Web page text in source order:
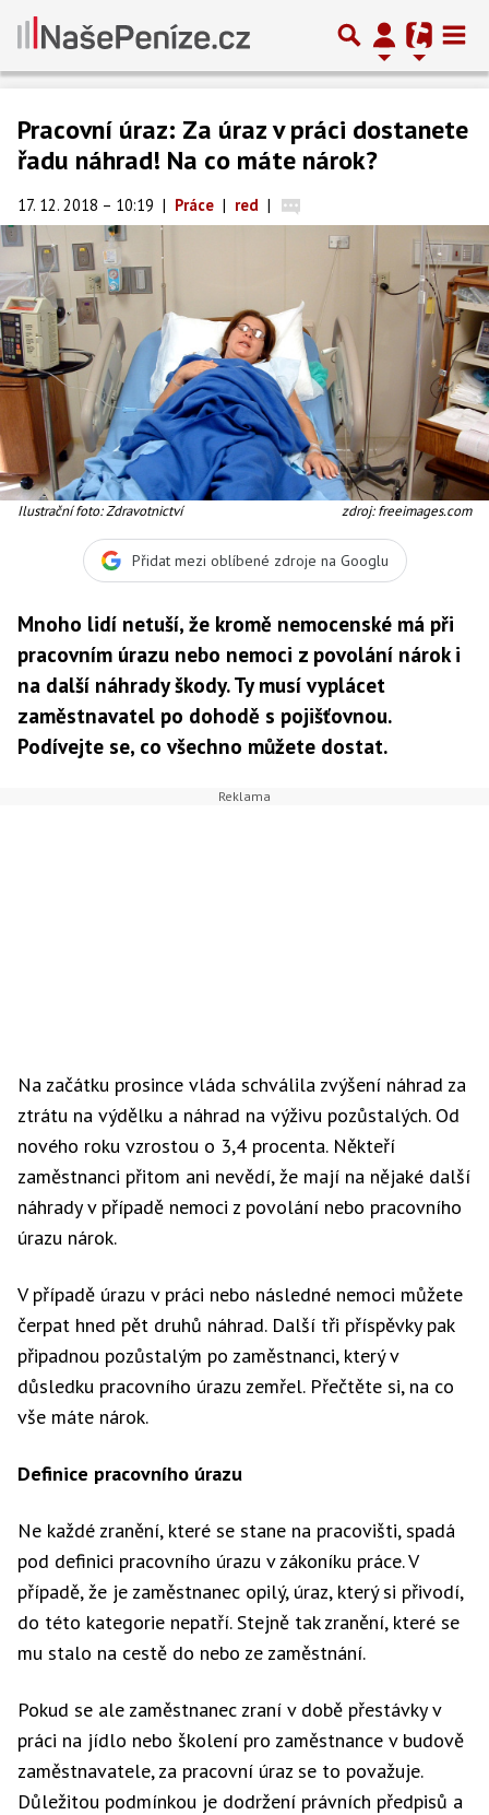
Pracovní úraz: Za úraz v práci dostanete
řadu náhrad! Na co máte nárok?
17. 12. 2018 – 10:19 | Práce | red |
Ilustrační foto: Zdravotnictví zdroj: freeimages.com
Přidat mezi oblíbené zdroje na Googlu
Mnoho lidí netuší, že kromě nemocenské má při
pracovním úrazu nebo nemoci z povolání nárok i
na další náhrady škody. Ty musí vyplácet
zaměstnavatel po dohodě s pojišťovnou.
Podívejte se, co všechno můžete dostat.
Na začátku prosince vláda schválila zvýšení náhrad za
ztrátu na výdělku a náhrad na výživu pozůstalých. Od
nového roku vzrostou o 3,4 procenta. Někteří
zaměstnanci přitom ani nevědí, že mají na nějaké další
náhrady v případě nemoci z povolání nebo pracovního
úrazu nárok.
V případě úrazu v práci nebo následné nemoci můžete
čerpat hned pět druhů náhrad. Další tři příspěvky pak
připadnou pozůstalým po zaměstnanci, který v
důsledku pracovního úrazu zemřel. Přečtěte si, na co
vše máte nárok.
Definice pracovního úrazu
Ne každé zranění, které se stane na pracovišti, spadá
pod definici pracovního úrazu v zákoníku práce. V
případě, že je zaměstnanec opilý, úraz, který si přivodí,
do této kategorie nepatří. Stejně tak zranění, které se
mu stalo na cestě do nebo ze zaměstnání.
Pokud se ale zaměstnanec zraní v době přestávky v
práci na jídlo nebo školení pro zaměstnance v budově
zaměstnavatele, za pracovní úraz se to považuje.
Důležitou podmínkou je dodržení právních předpisů a